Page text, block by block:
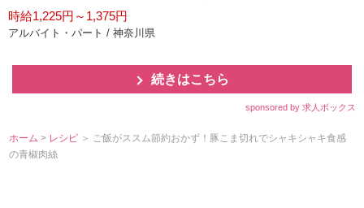
時給1,225円～1,375円
アルバイト・パート / 神奈川県
続きはこちら
sponsored by 求人ボックス
ホーム > レシピ ＞ ご飯がススム節約おかず！豚こま切れでシャキシャキ食感
の青椒肉絲